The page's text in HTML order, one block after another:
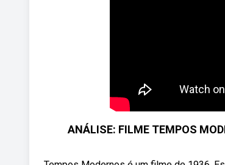
ANÁLISE: FILME TEMPOS